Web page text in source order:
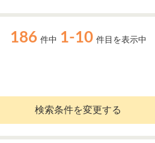
186 件中 1-10 件目を表示中
検索条件を変更する